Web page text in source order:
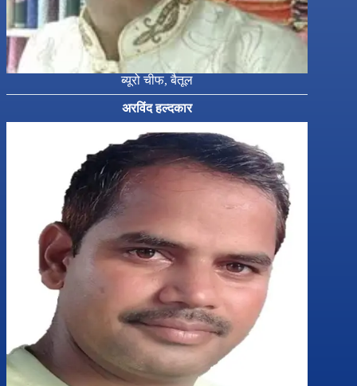
ब्यूरो चीफ, बैतूल
अरविंद हल्दकार